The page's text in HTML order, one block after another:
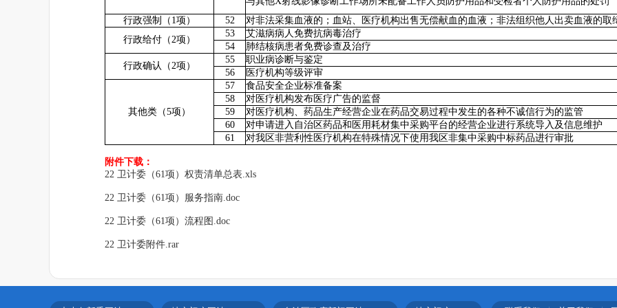
行政强制（1项）
52
对非法采集血液的；血站、医疗机构出售无偿献血的血液；非法组织他人出卖血液的取
行政给付（2项）
53
艾滋病病人免费抗病毒治疗
54
肺结核病患者免费诊查及治疗
行政确认（2项）
55
职业病诊断与鉴定
56
医疗机构等级评审
其他类（5项）
57
食品安全企业标准备案
58
对医疗机构发布医疗广告的监督
59
对医疗机构、药品生产经营企业在药品交易过程中发生的各种不诚信行为的监管
60
对申请进入自治区药品和医用耗材集中采购平台的经营企业进行系统导入及信息维护
61
对我区非营利性医疗机构在特殊情况下使用我区非集中采购中标药品进行审批
附件下载：
22 卫计委（61项）权责清单总表.xls
22 卫计委（61项）服务指南.doc
22 卫计委（61项）流程图.doc
22 卫计委附件.rar